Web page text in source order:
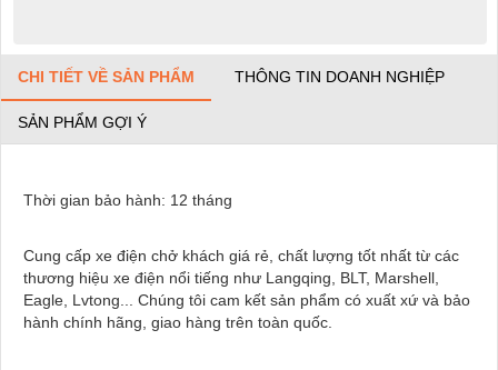
CHI TIẾT VỀ SẢN PHẨM THÔNG TIN DOANH NGHIỆP
SẢN PHẨM GỢI Ý
Thời gian bảo hành: 12 tháng
Cung cấp xe điện chở khách giá rẻ, chất lượng tốt nhất từ các
thương hiệu xe điện nổi tiếng như Langqing, BLT, Marshell,
Eagle, Lvtong... Chúng tôi cam kết sản phẩm có xuất xứ và bảo
hành chính hãng, giao hàng trên toàn quốc.